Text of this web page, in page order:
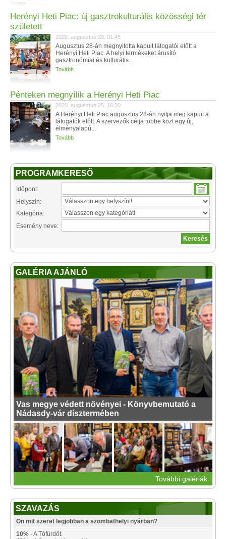
Herényi Heti Piac: új gasztrokulturális közösségi tér
született
2020. augusztus 29. 01:45
Augusztus 28-án megnyitotta kapuit látogatói előtt a
Herényi Heti Piac. A helyi termékeket árusító
gasztronómiai és kulturális...
Tovább
Pénteken megnyílik a Herényi Heti Piac
2020. augusztus 25. 16:30
A Herényi Heti Piac augusztus 28-án nyitja meg kapuit a
látogatók előtt. A szervezők célja többe közt egy új,
élményalapú...
Tovább
PROGRAMKERESŐ
Időpont:
Helyszín:
Kategória:
Esemény neve:
GALÉRIA AJÁNLÓ
Vas megye védett növényei - Könyvbemutató a
Nádasdy-vár dísztermében
További galériák
SZAVAZÁS
Ön mit szeret legjobban a szombathelyi nyárban?
10% - A Tófürdőt.